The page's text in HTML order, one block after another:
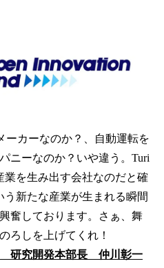
カーなのか？、自動運転を
ニーなのか？いや違う。Turi
業を生み出す会社なのだと確
う新たな産業が生まれる瞬間
奮しております。さぁ、舞
ろしを上げてくれ！
研究開発本部長 仲川彰一